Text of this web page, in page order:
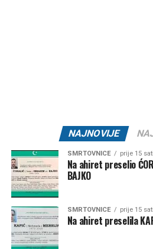
NAJNOVIJE
SMRTOVNICE prije 15 sati
Na ahiret preselio
BAJKO
SMRTOVNICE prije 15 sati
Na ahiret preselila